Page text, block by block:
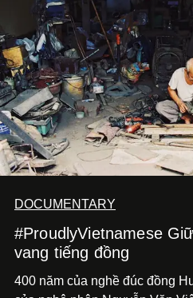
DOCUMENTARY
#ProudlyVietnamese
vang tiếng đồng
400 năm của nghề đúc đồng